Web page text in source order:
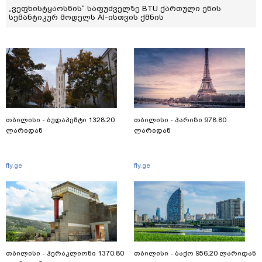
„ვეფხისტყაოსნის“ საფუძველზე BTU ქართული ენის
სემანტიკურ მოდელს AI-ისთვის ქმნის
თბილისი - ბუდაპეშტი 1328.20
ლარიდან
fly.ge
თბილისი - ჰერაკლიონი 1370.80
თბილისი - პარიზი 978.80
ლარიდან
fly.ge
თბილისი - ბაქო 956.20 ლარიდან